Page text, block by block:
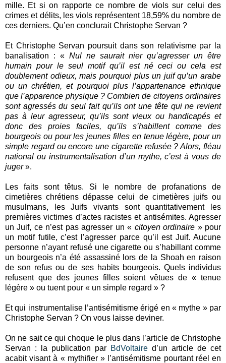
mille. Et si on rapporte ce nombre de viols sur celui des
crimes et délits, les viols représentent 18,59% du nombre de
ces derniers. Qu’en conclurait Christophe Servan ?
Et Christophe Servan poursuit dans son relativisme par la
banalisation : « Nul ne saurait nier qu’agresser un être
humain pour le seul motif qu’il est né ceci ou cela est
doublement odieux, mais pourquoi plus un juif qu’un arabe
ou un chrétien, et pourquoi plus l’appartenance ethnique
que l’apparence physique ? Combien de citoyens ordinaires
sont agressés du seul fait qu’ils ont une tête qui ne revient
pas à leur agresseur, qu’ils sont vieux ou handicapés et
donc des proies faciles, qu’ils s’habillent comme des
bourgeois ou pour les jeunes filles en tenue légère, pour un
simple regard ou encore une cigarette refusée ? Alors, fléau
national ou instrumentalisation d’un mythe, c’est à vous de
juger».
Les faits sont têtus. Si le nombre de profanations de
cimetières chrétiens dépasse celui de cimetières juifs ou
musulmans, les Juifs vivants sont quantitativement les
premières victimes d’actes racistes et antisémites. Agresser
un Juif, ce n’est pas agresser un « citoyen ordinaire » pour
un motif futile, c’est l’agresser parce qu’il est Juif. Aucune
personne n’ayant refusé une cigarette ou s’habillant comme
un bourgeois n’a été assassiné lors de la Shoah en raison
de son refus ou de ses habits bourgeois. Quels individus
refusent que des jeunes filles soient vêtues de « tenue
légère » ou tuent pour « un simple regard » ?
Et qui instrumentalise l’antisémitisme érigé en « mythe » par
Christophe Servan ? On vous laisse deviner.
On ne sait ce qui choque le plus dans l’article de Christophe
Servan : la publication par BdVoltaire d’un article de cet
acabit visant à « mythifier » l’antisémitisme pourtant réel en